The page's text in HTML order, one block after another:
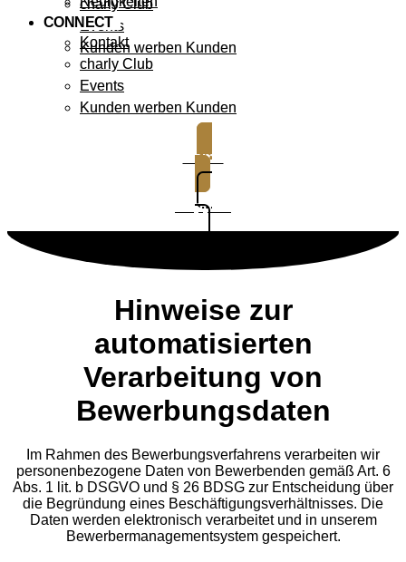
charly Club
Events
Kunden werben Kunden
CONNECT
Kontakt
charly Club
Events
Kunden werben Kunden
Demo
Support
Hinweise zur
automatisierten
Verarbeitung von
Bewerbungsdaten
Im Rahmen des Bewerbungsverfahrens verarbeiten wir
personenbezogene Daten von Bewerbenden gemäß Art. 6
Abs. 1 lit. b DSGVO und § 26 BDSG zur Entscheidung über
die Begründung eines Beschäftigungsverhältnisses. Die
Daten werden elektronisch verarbeitet und in unserem
Bewerbermanagementsystem gespeichert.